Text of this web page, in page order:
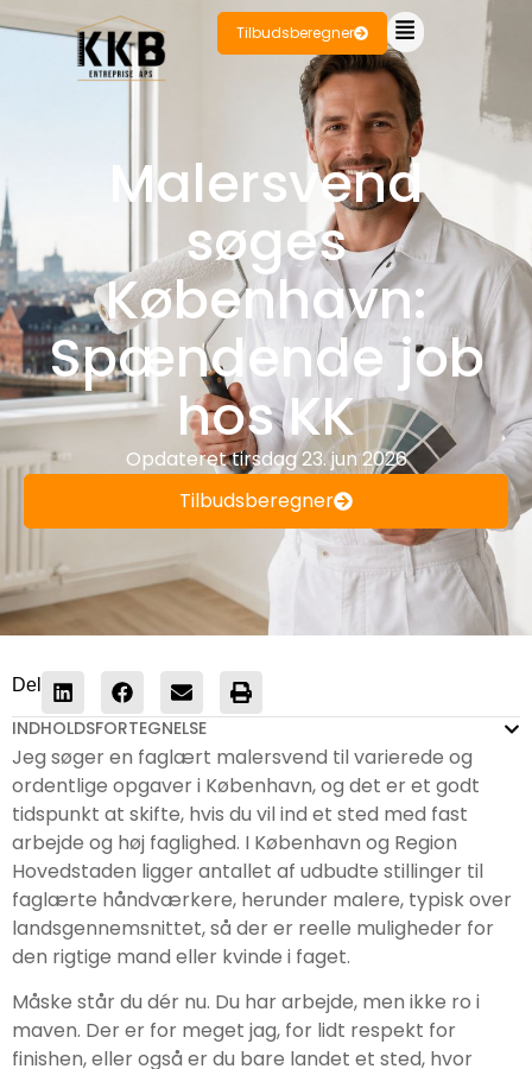
Tilbudsberegner
Malersvend
søges
København:
Spændende job
hos KK
Opdaterettirsdag 23. jun 2026
Tilbudsberegner
Del
INDHOLDSFORTEGNELSE
Jeg søger en faglært malersvend til varierede og
ordentlige opgaver i København, og det er et godt
tidspunkt at skifte, hvis du vil ind et sted med fast
arbejde og høj faglighed. I København og Region
Hovedstaden ligger antallet af udbudte stillinger til
faglærte håndværkere, herunder malere, typisk over
landsgennemsnittet, så der er reelle muligheder for
den rigtige mand eller kvinde i faget.
Måske står du dér nu. Du har arbejde, men ikke ro i
maven. Der er for meget jag, for lidt respekt for
finishen, eller også er du bare landet et sted, hvor